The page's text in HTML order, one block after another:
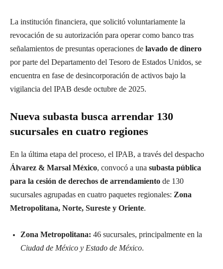
La institución financiera, que solicitó voluntariamente la
revocación de su autorización para operar como banco tras
señalamientos de presuntas operaciones de lavado de dinero
por parte del Departamento del Tesoro de Estados Unidos, se
encuentra en fase de desincorporación de activos bajo la
vigilancia del IPAB desde octubre de 2025.
Nueva subasta busca arrendar 130
sucursales en cuatro regiones
En la última etapa del proceso, el IPAB, a través del despacho
Álvarez & Marsal México, convocó a una subasta pública
para la cesión de derechos de arrendamiento de 130
sucursales agrupadas en cuatro paquetes regionales: Zona
Metropolitana, Norte, Sureste y Oriente.
Zona Metropolitana: 46 sucursales, principalmente en la
Ciudad de México y Estado de México.